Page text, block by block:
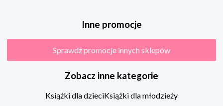
Inne promocje
Sprawdź promocje innych sklepów
Zobacz inne kategorie
Książki dla dzieciKsiążki dla młodzieży